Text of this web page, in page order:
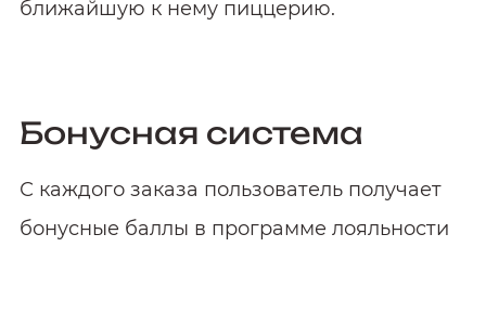
ближайшую к нему пиццерию.
Бонусная система
С каждого заказа пользователь получает
бонусные баллы в программе лояльности